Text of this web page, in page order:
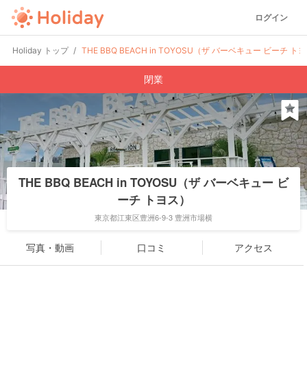
ログイン
Holiday トップ THE BBQ BEACH in TOYOSU（ザ バーベキュー ビーチ ト
閉業
THE BBQ BEACH in TOYOSU（ザ バーベキュー ビ
ーチ トヨス）
東京都江東区豊洲6-9-3 豊洲市場横
写真・動画 口コミ アクセス